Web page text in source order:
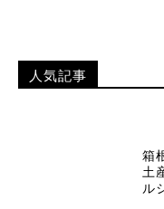
人気記事
箱
土
ル